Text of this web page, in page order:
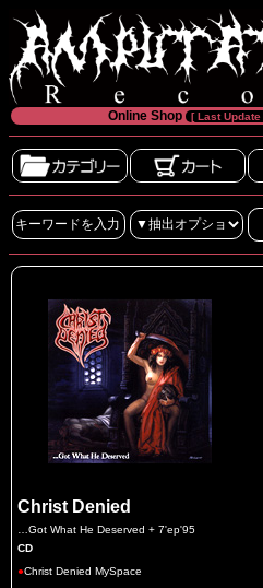
Online Shop [ Last
Christ Denied
…Got What He Deserved + 7'ep'95
CD
●Christ Denied MySpace